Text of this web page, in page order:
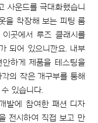
사운드를 극대화했습니
을 착장해 보는 피팅 룸
곳에서 루즈 클래시를
되어 있으니깐요. 내부
하게 제품을 테스팅을
의 작은 개구부를 통해
있습니다.
발에 참여한 패션 디자
전시하여 직접 보고 만